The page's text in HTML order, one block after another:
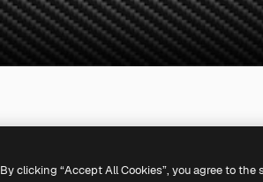
By clicking “Accept All Cookies”, you agree to